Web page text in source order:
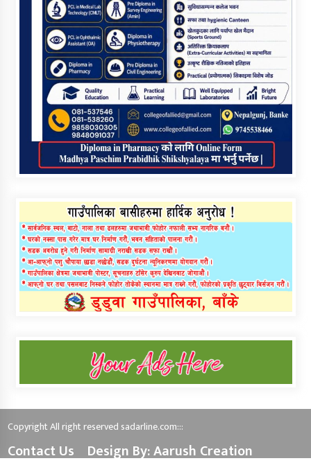
Copyright All right reserved sadarline.com:::
Contact Us Design By: Aarush Creation